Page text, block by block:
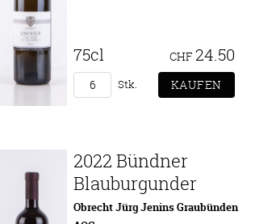
75cl CHF 24.50
Stk.
2022 Bündner
Blauburgunder
Obrecht Jürg Jenins Graubünden